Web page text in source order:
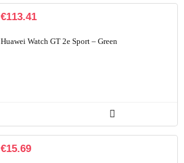
€113.41
Huawei Watch GT 2e Sport – Green
€15.69